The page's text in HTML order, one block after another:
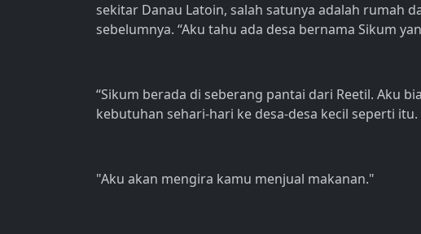
sekitar Danau Latoin, salah satunya adalah rumah
sebelumnya. “Aku tahu ada desa bernama Sikum
“Sikum berada di seberang pantai dari Reetil. Aku
kebutuhan sehari-hari ke desa-desa kecil seperti itu.
"Aku akan mengira kamu menjual makanan."